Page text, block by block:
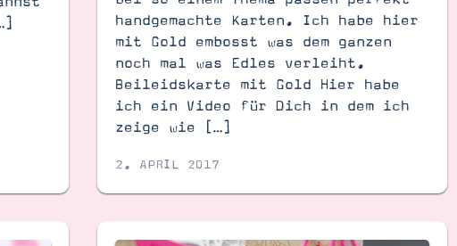
handgemachte Karten. Ich habe hier
mit Gold embosst was dem ganzen
noch mal was Edles verleiht.
Beileidskarte mit Gold Hier habe
ich ein Video für Dich in dem ich
zeige wie […]
2. APRIL 2017